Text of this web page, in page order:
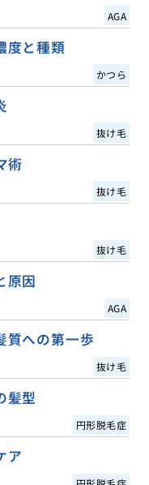
AGA
度と種類
かつら
抜け毛
術
抜け毛
抜け毛
原因
AGA
質への第一歩
抜け毛
髪型
円形脱毛症
ア